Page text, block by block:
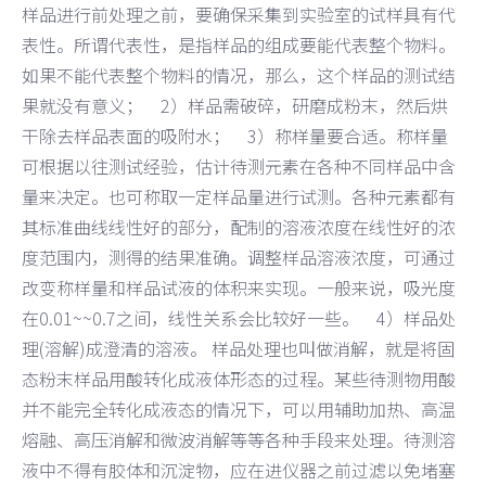
样品进行前处理之前，要确保采集到实验室的试样具有代
表性。所谓代表性，是指样品的组成要能代表整个物料。
如果不能代表整个物料的情况，那么，这个样品的测试结
果就没有意义； 2）样品需破碎，研磨成粉末，然后烘
干除去样品表面的吸附水； 3）称样量要合适。称样量
可根据以往测试经验，估计待测元素在各种不同样品中含
量来决定。也可称取一定样品量进行试测。各种元素都有
其标准曲线线性好的部分，配制的溶液浓度在线性好的浓
度范围内，测得的结果准确。调整样品溶液浓度，可通过
改变称样量和样品试液的体积来实现。一般来说，吸光度
在0.01~~0.7之间，线性关系会比较好一些。 4）样品处
理(溶解)成澄清的溶液。 样品处理也叫做消解，就是将固
态粉末样品用酸转化成液体形态的过程。某些待测物用酸
并不能完全转化成液态的情况下，可以用辅助加热、高温
熔融、高压消解和微波消解等等各种手段来处理。待测溶
液中不得有胶体和沉淀物，应在进仪器之前过滤以免堵塞